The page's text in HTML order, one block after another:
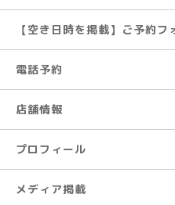
【空き日時を掲載】ご予約フ
電話予約
店舗情報
プロフィール
メディア掲載